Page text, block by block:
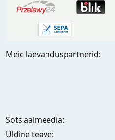
Meie laevanduspartnerid:
Sotsiaalmeedia:
Üldine teave: